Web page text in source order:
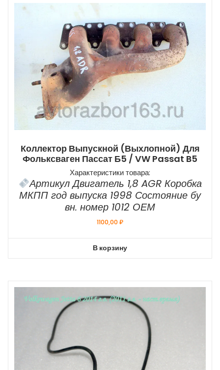
Коллектор Выпускной (выхлопной) Для
Фольксваген Пассат Б5 / VW Passat B5
Характеристики товара:
Артикул Двигатель 1,8 AGR Коробка
МКПП год выпуска 1998 Состояние бу
вн. номер 1012 ОЕМ
1100,00₽
В корзину